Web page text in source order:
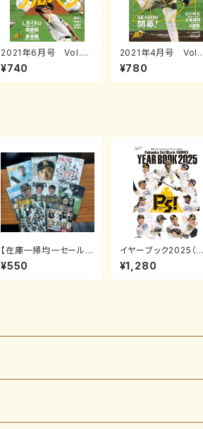
2021年6月号 Vol.24
8
¥740
2021年4月号
6
¥780
【在庫一掃均一セール】
月刊ホークス2011年2
～12月号
¥550
イヤーブック2025（月
刊ホークス2025年4
号増刊）
¥1,280